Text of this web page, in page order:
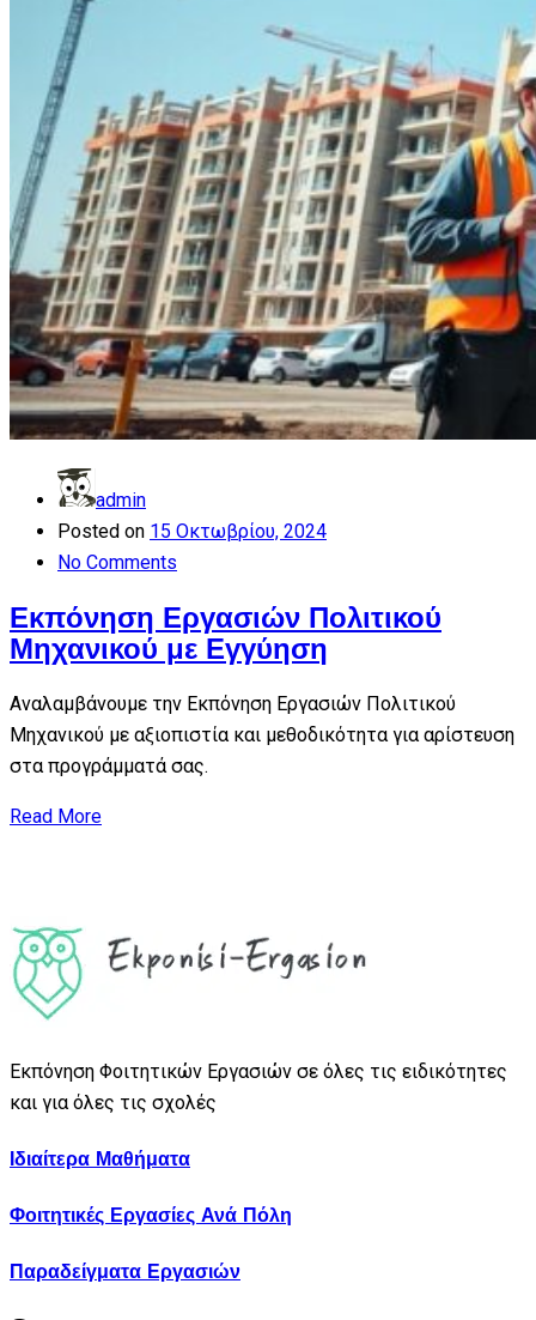
admin
Posted on 15 Οκτωβρίου, 2024
No Comments
Εκπόνηση Εργασιών Πολιτικού
Μηχανικού με Εγγύηση
Αναλαμβάνουμε την Εκπόνηση Εργασιών Πολιτικού
Μηχανικού με αξιοπιστία και μεθοδικότητα για αρίστευση
στα προγράμματά σας.
Read More
Εκπόνηση Φοιτητικών Εργασιών σε όλες τις ειδικότητες
και για όλες τις σχολές
Ιδιαίτερα Μαθήματα
Φοιτητικές Εργασίες Ανά Πόλη
Παραδείγματα Εργασιών